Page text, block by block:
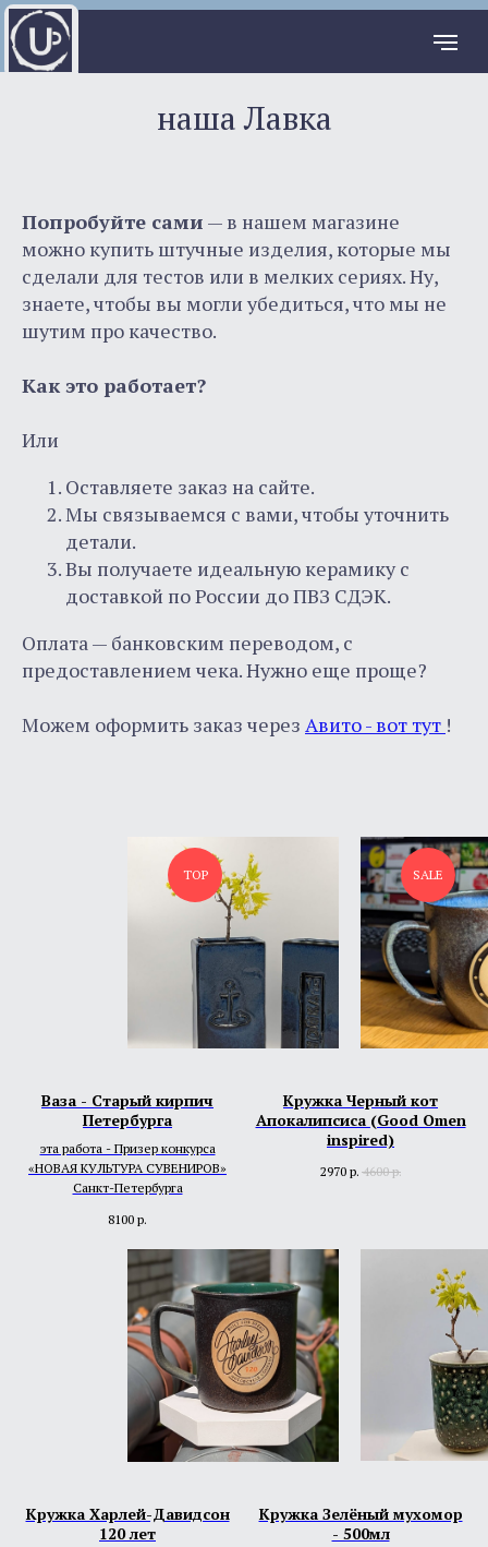
наша Лавка
Попробуйте сами — в нашем магазине
можно купить штучные изделия, которые мы
сделали для тестов или в мелких сериях. Ну,
знаете, чтобы вы могли убедиться, что мы не
шутим про качество.
Как это работает?
Или
Оставляете заказ на сайте.
Мы связываемся с вами, чтобы уточнить
детали.
Вы получаете идеальную керамику с
доставкой по России до ПВЗ СДЭК.
Оплата — банковским переводом, с
предоставлением чека. Нужно еще проще?
Можем оформить заказ через Авито - вот тут !
TOP
Ваза - Старый кирпич
Петербурга
эта работа - Призер конкурса
«НОВАЯ КУЛЬТУРА СУВЕНИРОВ»
Санкт-Петербурга
8100 р.
SALE
Кружка Черный кот
Апокалипсиса (Good Omen
inspired)
2970 р. 4600 р.
Кружка Харлей-Давидсон
120 лет
Кружка Зелёный мухомор
- 500мл